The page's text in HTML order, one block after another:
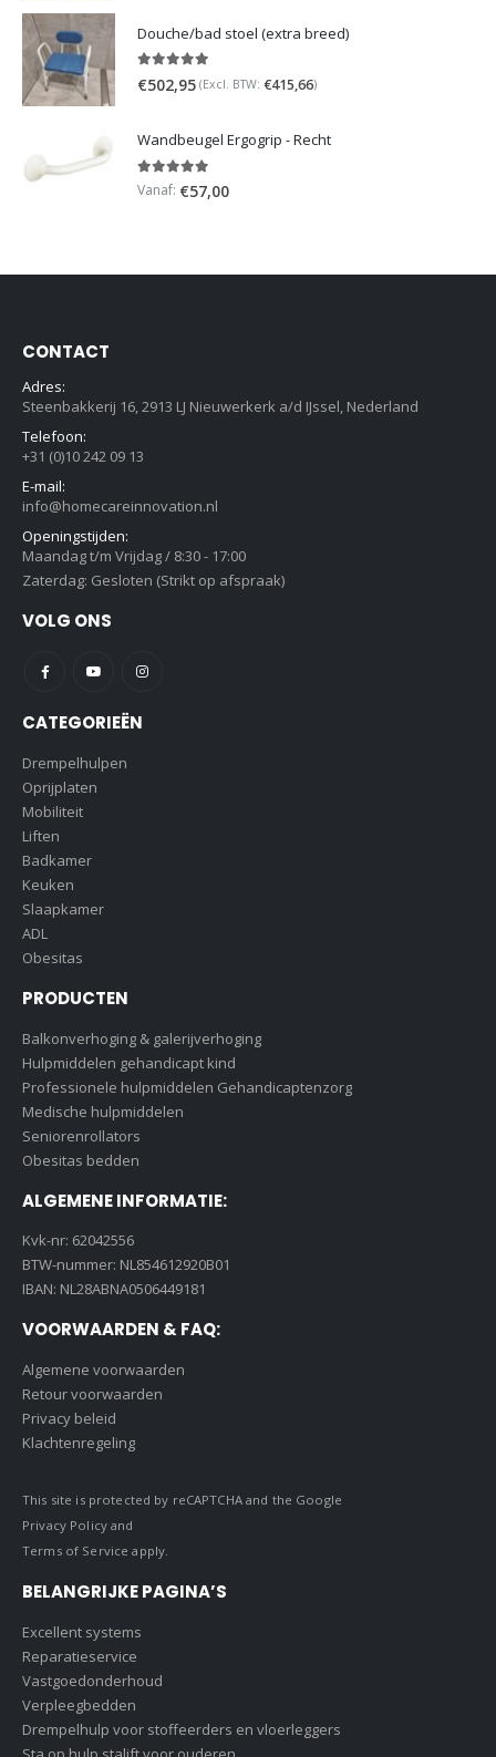
Douche/bad stoel (extra breed)
€502,95 (Excl. BTW: €415,66)
Wandbeugel Ergogrip - Recht
5.00out of 5
Vanaf: €57,00
CONTACT
Adres:
Steenbakkerij 16, 2913 LJ Nieuwerkerk a/d IJssel, Nederland
Telefoon:
+31 (0)10 242 09 13
E-mail:
info@homecareinnovation.nl
Openingstijden:
Maandag t/m Vrijdag / 8:30 - 17:00
Zaterdag: Gesloten (Strikt op afspraak)
VOLG ONS
CATEGORIEËN
Drempelhulpen
Oprijplaten
Mobiliteit
Liften
Badkamer
Keuken
Slaapkamer
ADL
Obesitas
PRODUCTEN
Balkonverhoging & galerijverhoging
Hulpmiddelen gehandicapt kind
Professionele hulpmiddelen Gehandicaptenzorg
Medische hulpmiddelen
Seniorenrollators
Obesitas bedden
ALGEMENE INFORMATIE:
Kvk-nr: 62042556
BTW-nummer: NL854612920B01
IBAN: NL28ABNA0506449181
VOORWAARDEN & FAQ:
Algemene voorwaarden
Retour voorwaarden
Privacy beleid
Klachtenregeling
This site is protected by reCAPTCHA and the Google
Privacy Policyand
Terms of Service apply.
BELANGRIJKE PAGINA’S
Excellent systems
Reparatieservice
Vastgoedonderhoud
Verpleegbedden
Drempelhulp voor stoffeerders en vloerleggers